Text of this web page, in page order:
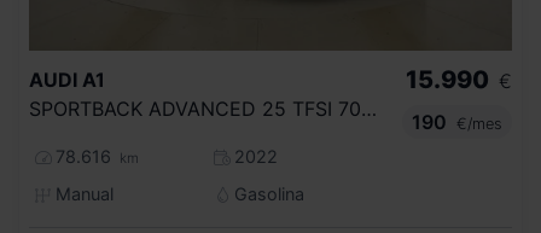
AUDI A1
SPORTBACK ADVANCED 25 TFSI 70KW (95CV)
78.616 km
2022
Manual
Gasolina
15.990 €
190
€/mes